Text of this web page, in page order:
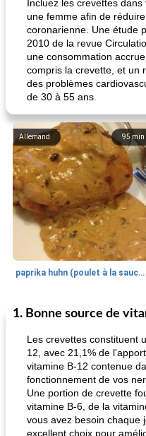
Incluez les crevettes
une femme afin de
coronarienne. Une étude
2010 de la revue
une consommation
compris la crevette, et un
des problèmes
de 30 à 55 ans.
95 min
Allemand
paprika huhn (poulet à la sauce paprika).
25min
Petit déjeuner et brunch
1. Bonne source de
Les crevettes constituent
12, avec 21,1% de
vitamine B-12 contenue
fonctionnement de vos
Une portion de crevette
vitamine B-6, de la
vous avez besoin chaque
excellent choix pour